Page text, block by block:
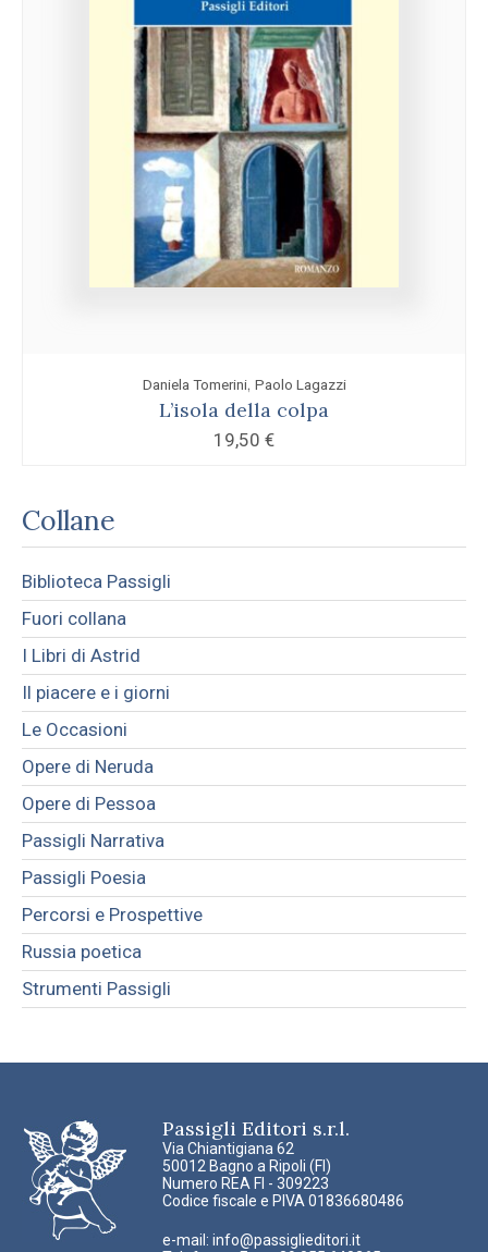
Daniela Tomerini, Paolo Lagazzi
L’isola della colpa
19,50 €
Collane
Biblioteca Passigli
Fuori collana
I Libri di Astrid
Il piacere e i giorni
Le Occasioni
Opere di Neruda
Opere di Pessoa
Passigli Narrativa
Passigli Poesia
Percorsi e Prospettive
Russia poetica
Strumenti Passigli
Passigli Editori s.r.l.
Via Chiantigiana 62
50012 Bagno a Ripoli (FI)
Numero REA FI - 309223
Codice fiscale e PIVA 01836680486
e-mail: info@passiglieditori.it